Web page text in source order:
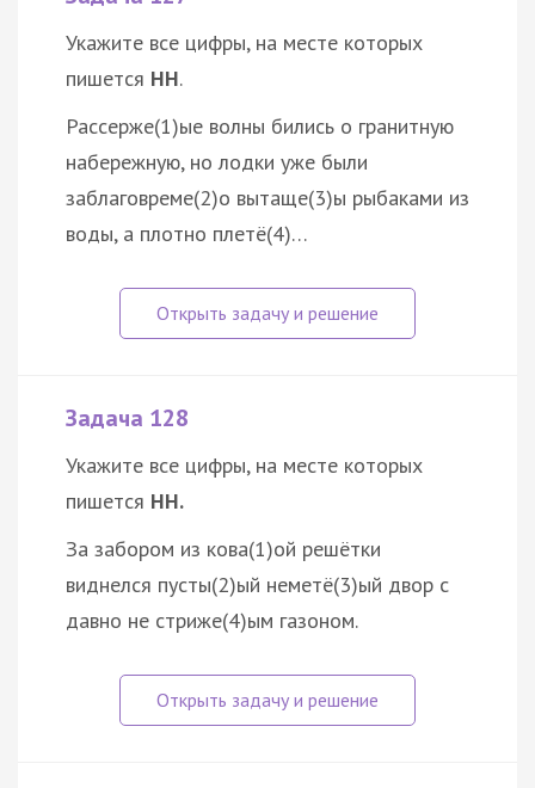
Укажите все цифры, на месте которых
пишется НН.
Рассерже(1)ые волны бились о гранитную
набережную, но лодки уже были
заблаговреме(2)о вытаще(3)ы рыбаками из
воды, а плотно плетё(4)…
Задача 128
Укажите все цифры, на месте которых
пишется НН.
За забором из кова(1)ой решётки
виднелся пусты(2)ый неметё(3)ый двор с
давно не стриже(4)ым газоном.